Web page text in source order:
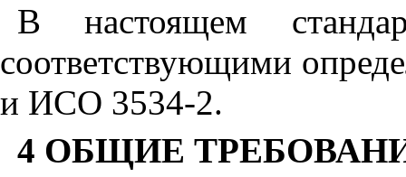
В настоящем
соответствующими
и ИСО 3534-2.
4 ОБЩИЕ